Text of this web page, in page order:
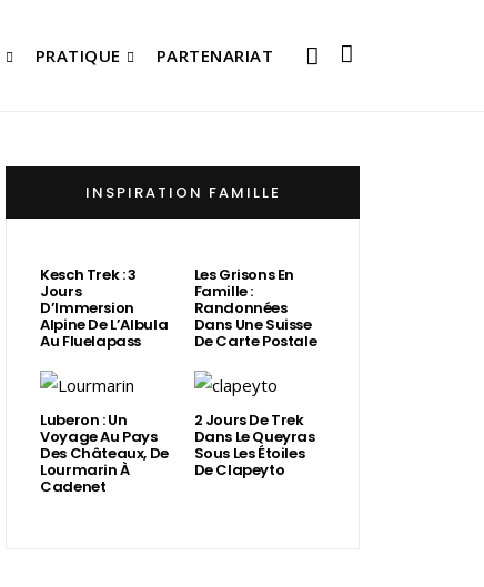
PRATIQUE PARTENARIAT
INSPIRATION FAMILLE
Kesch Trek : 3
Jours
D’Immersion
Alpine De L’Albula
Au Fluelapass
Les Grisons En
Famille :
Randonnées
Dans Une Suisse
De Carte Postale
Luberon : Un
Voyage Au Pays
Des Châteaux, De
Lourmarin À
Cadenet
2 Jours De Trek
Dans Le Queyras
Sous Les Étoiles
De Clapeyto